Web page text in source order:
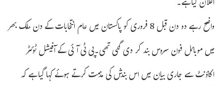
واضح رہے دو دن قبل 8 فروری کو پاکستان میں عام انتخابات کے دن ملک بھر
میں موبائل فون سروس بند کر دی گئی تھی۔پی ٹی آئی کے آفیشل ٹوئٹر
اکاؤنٹ سے جاری بیان میں اس بندش کی مذمت کرتے ہوئے کہا گیا ہے کہ